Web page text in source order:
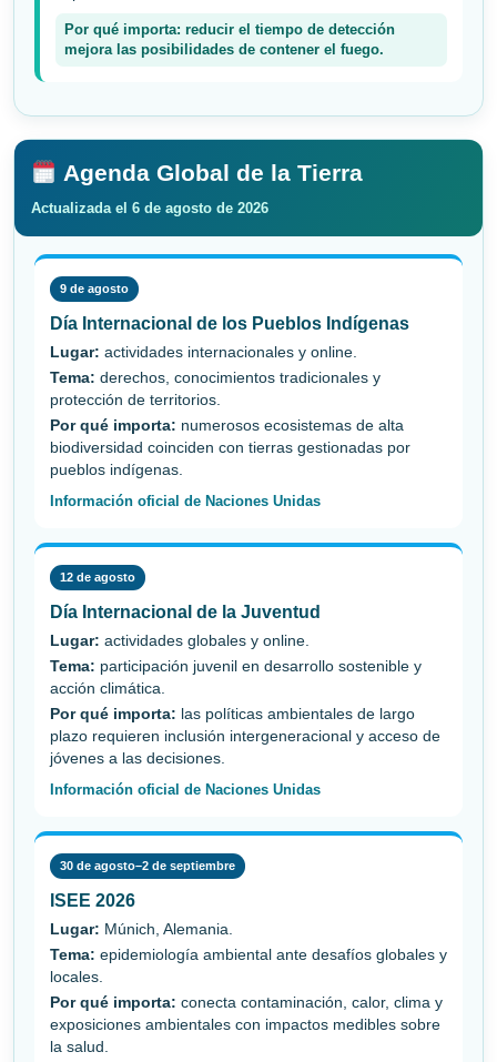
Por qué importa: reducir el tiempo de detección
mejora las posibilidades de contener el fuego.
Agenda Global de la Tierra
Actualizada el 6 de agosto de 2026
9 de agosto
Día Internacional de los Pueblos Indígenas
Lugar: actividades internacionales y online.
Tema: derechos, conocimientos tradicionales y
protección de territorios.
Por qué importa: numerosos ecosistemas de alta
biodiversidad coinciden con tierras gestionadas por
pueblos indígenas.
Información oficial de Naciones Unidas
12 de agosto
Día Internacional de la Juventud
Lugar: actividades globales y online.
Tema: participación juvenil en desarrollo sostenible y
acción climática.
Por qué importa: las políticas ambientales de largo
plazo requieren inclusión intergeneracional y acceso de
jóvenes a las decisiones.
Información oficial de Naciones Unidas
30 de agosto–2 de septiembre
ISEE 2026
Lugar: Múnich, Alemania.
Tema: epidemiología ambiental ante desafíos globales y
locales.
Por qué importa: conecta contaminación, calor, clima y
exposiciones ambientales con impactos medibles sobre
la salud.